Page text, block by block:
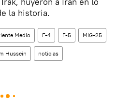
la historia.
Medio F-4 F-5 MiG-25
Hussein noticias